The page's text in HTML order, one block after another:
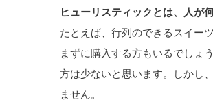
ヒューリスティックとは、人が
たとえば、行列のできるスイー
まずに購入する方もいるでしょ
方は少ないと思います。しかし
ません。